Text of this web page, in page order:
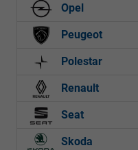
Opel
Peugeot
Polestar
Renault
Seat
Skoda